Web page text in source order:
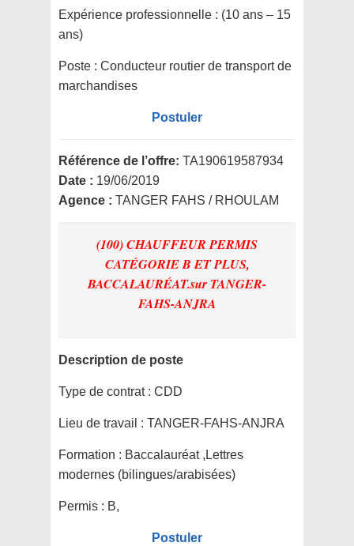
Expérience professionnelle : (10 ans – 15
ans)
Poste : Conducteur routier de transport de
marchandises
Postuler
Référence de l’offre: TA190619587934
Date : 19/06/2019
Agence : TANGER FAHS / RHOULAM
(100) CHAUFFEUR PERMIS
CATÉGORIE B ET PLUS,
BACCALAURÉAT.sur TANGER-
FAHS-ANJRA
Description de poste
Type de contrat : CDD
Lieu de travail : TANGER-FAHS-ANJRA
Formation : Baccalauréat ,Lettres
modernes (bilingues/arabisées)
Permis : B,
Postuler